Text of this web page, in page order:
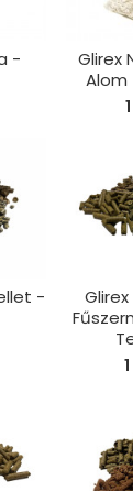
-
Glirex
-